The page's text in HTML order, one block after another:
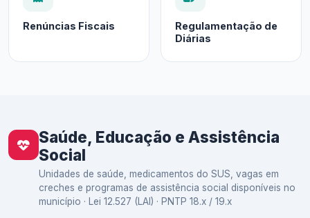
Renúncias Fiscais
Regulamentação de
Diárias
Saúde, Educação e Assistência
Social
Unidades de saúde, medicamentos do SUS, vagas em
creches e programas de assistência social disponíveis no
município · Lei 12.527 (LAI) · PNTP 18.x / 19.x